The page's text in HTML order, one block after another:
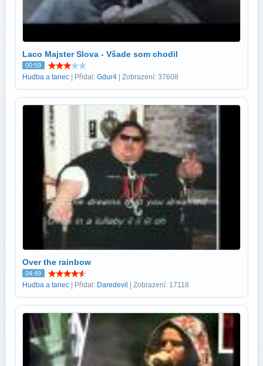
Laco Majster Slova - Všade som chodil
00:59
Hudba a tanec | Přidal: Gdur4 | Zobrazení: 37608
Over the rainbow
04:49
Hudba a tanec | Přidal: Daredevil | Zobrazení: 17118